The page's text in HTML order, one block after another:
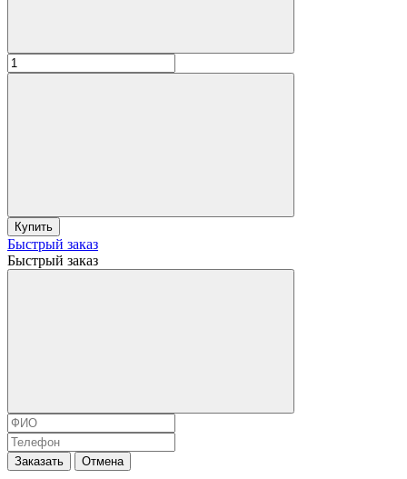
Купить
Быстрый заказ
Быстрый заказ
Заказать Отмена